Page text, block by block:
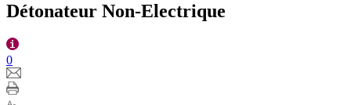
Détonateur Non-Electrique
0